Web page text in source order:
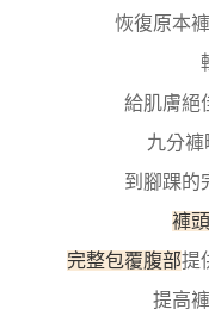
https://aftee.tw/terms/
３．未成年的使用者請事先
「AFTEE先享後付」，若
４．使用「AFTEE先享後
請求用戶進行身份認證。
恩沛科技股份有限公司將有
恢復原本
給肌膚絕
九分褲
到腳踝的
褲
完整包覆腹部提
提高